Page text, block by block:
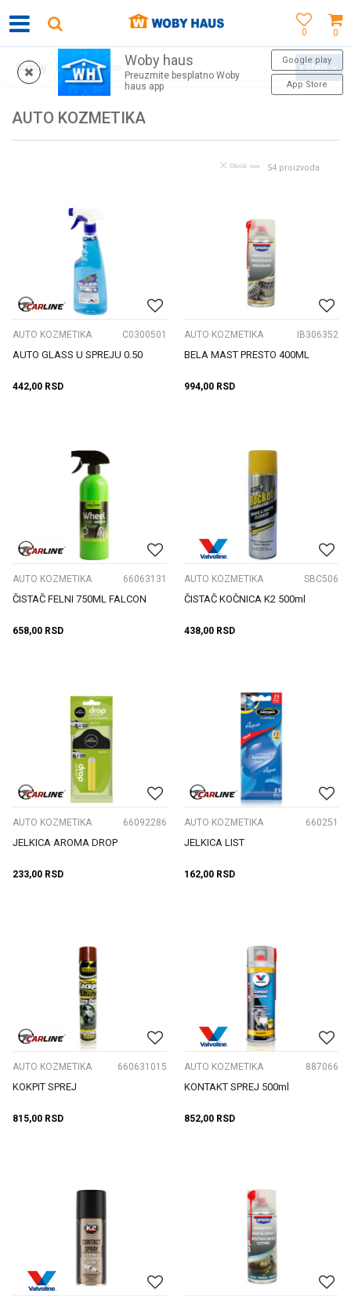
0
0
Woby haus
Preuzmite besplatno Woby
haus app
Google play
App Store
MOGUĆNOST BESPLATNE ISPORUKE ZA WEB PORUDŽBINE!
AUTO KOZMETIKA
Sortiraj Filteri
54 proizvoda
Obriši sve
AUTO KOZMETIKA C0300501
AUTO GLASS U SPREJU 0.50
442,00 RSD
AUTO KOZMETIKA IB306352
BELA MAST PRESTO 400ML
994,00 RSD
AUTO KOZMETIKA 66063131
ČISTAČ FELNI 750ML FALCON
658,00 RSD
AUTO KOZMETIKA SBC506
ČISTAČ KOČNICA K2 500ml
438,00 RSD
AUTO KOZMETIKA 66092286
JELKICA AROMA DROP
233,00 RSD
AUTO KOZMETIKA 660251
JELKICA LIST
162,00 RSD
AUTO KOZMETIKA 660631015
KOKPIT SPREJ
815,00 RSD
AUTO KOZMETIKA 887066
KONTAKT SPREJ 500ml
852,00 RSD